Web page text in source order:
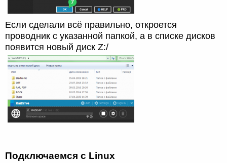
Если сделали всё правильно, откроется
проводник с указанной папкой, а в списке дисков
появится новый диск Z:/
Подключаемся с Linux